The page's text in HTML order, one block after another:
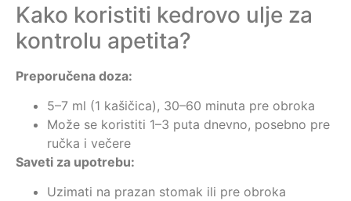
Kako koristiti kedrovo ulje za
kontrolu apetita?
Preporučena doza:
5–7 ml (1 kašičica), 30–60 minuta pre obroka
Može se koristiti 1–3 puta dnevno, posebno pre
ručka i večere
Saveti za upotrebu:
Uzimati na prazan stomak ili pre obroka